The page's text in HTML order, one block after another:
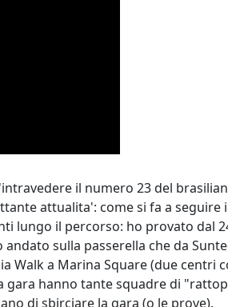
il numero 23 del
attualita': come si fa a seguire
lungo il percorso: ho provato dal
sulla passerella che da
Walk a Marina Square (due centri
gara hanno tante squadre di
di sbirciare la gara (o le prove).